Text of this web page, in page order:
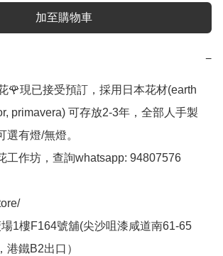
加至購物車
−
🌹現已接受預訂，採用日本花材(earth
primavera) 可存放2-3年，全部人手製
選有燈/無燈。
工作坊，查詢whatsapp: 94807576
1樓F164號舖(尖沙咀漆咸道南61-65
港鐵B2出口）